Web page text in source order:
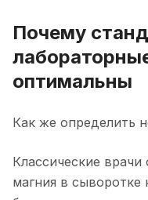
Почему
оптимальны
Как же определить
Классические
магния в